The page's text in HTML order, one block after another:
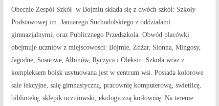
Obecnie Zespół Szkół w Bojmiu składa się z dwóch szkół: Szkoły
Podstawowej im. Januarego Suchodolskiego z oddziałami
gimnazjalnymi, oraz Publicznego Przedszkola. Obwód placówki
obejmuje uczniów z miejscowości: Bojmie, Żdżar, Sionna, Mingosy,
Jagodne, Sosnowe, Albinów, Ryczyca i Oleksin. Szkoła wraz z
kompleksem boisk usytuowana jest w centrum wsi. Posiada kolorowe
sale lekcyjne, salę gimnastyczną, pracownię komputerową, świetlicę,
bibliotekę, sklepik uczniowski, ekologiczną kotłownię. Na terenie